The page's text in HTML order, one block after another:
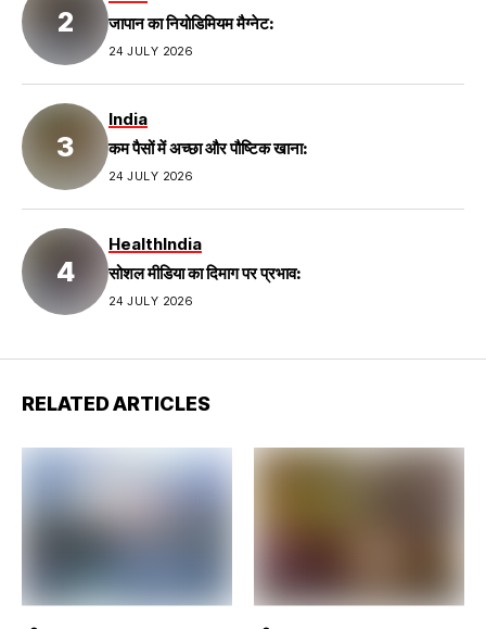
जापान का नियोडिमियम मैग्नेट:
24 JULY 2026
India
कम पैसों में अच्छा और पौष्टिक खाना:
24 JULY 2026
HealthIndia
सोशल मीडिया का दिमाग पर प्रभाव:
24 JULY 2026
RELATED ARTICLES